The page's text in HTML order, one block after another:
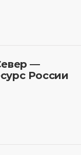
—
России